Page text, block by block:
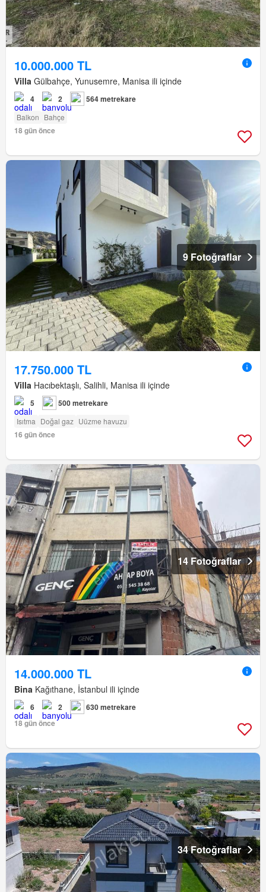
10.000.000 TL
Villa Gülbahçe, Yunusemre, Manisa ili içinde
4 2 564 metrekare
Balkon Bahçe
18 gün önce
9 Fotoğraflar
17.750.000 TL
Villa Hacıbektaşlı, Salihli, Manisa ili içinde
5 500 metrekare
Isıtma Doğal gaz Uüzme havuzu
16 gün önce
14 Fotoğraflar
14.000.000 TL
Bina Kağıthane, İstanbul ili içinde
6 2
630 metrekare
18 gün önce
34 Fotoğraflar